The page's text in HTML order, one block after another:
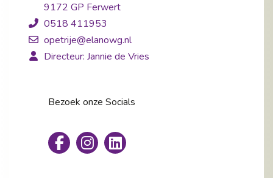
9172 GP Ferwert
0518 411953
opetrije@elanowg.nl
Directeur: Jannie de Vries
Bezoek onze Socials